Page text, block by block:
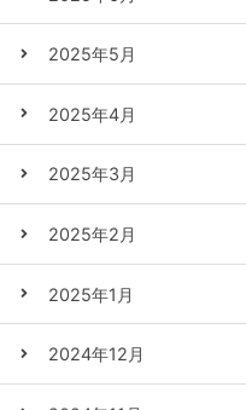
2025年5月
2025年4月
2025年3月
2025年2月
2025年1月
2024年12月